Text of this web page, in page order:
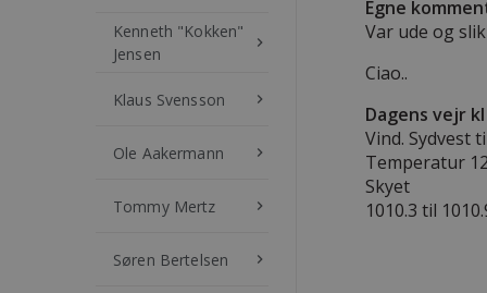
Kenneth "Kokken"
Jensen
keyboard_arrow_right
Klaus Svensson keyboard_arrow_right
Ole Aakermann keyboard_arrow_right
Tommy Mertz keyboard_arrow_right
Søren Bertelsen keyboard_arrow_right
Egne
Var ude og
Ciao..
Dagens vejr kl
Vind. Sydvest
Temperatur
Skyet
1010.3 til